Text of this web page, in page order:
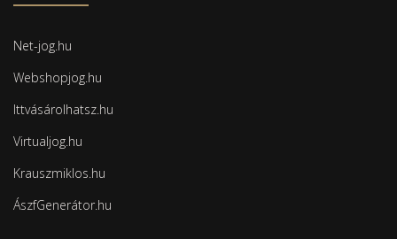
Net-jog.hu
Webshopjog.hu
Ittvásárolhatsz.hu
Virtualjog.hu
Krauszmiklos.hu
ÁszfGenerátor.hu